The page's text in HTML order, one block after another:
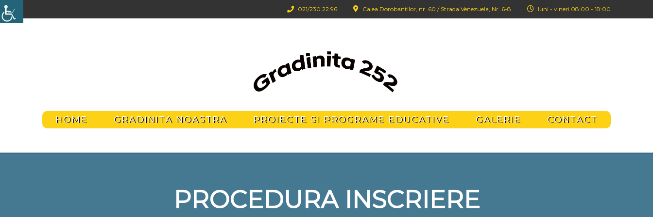
luni - vineri 08:00 - 18:00
Calea Dorobantilor, nr. 60 / Strada Venezuela, Nr. 6-8
021/‪230.22.96‬
HOME GRADINITA NOASTRA PROIECTE SI PROGRAME EDUCATIVE GALERIE CONTACT
PROCEDURA INSCRIERE